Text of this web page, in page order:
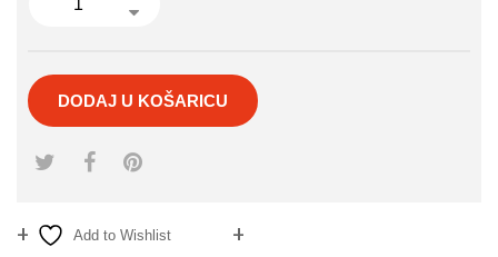
DODAJ U KOŠARICU
Add to Wishlist